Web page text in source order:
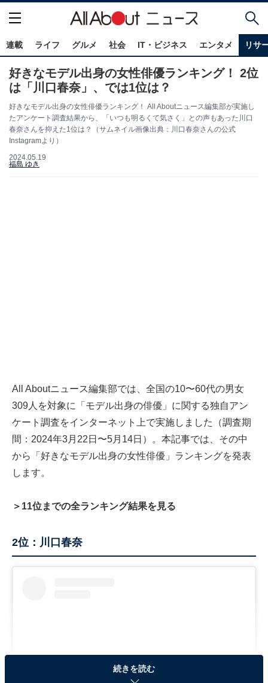
連載 ライフ グルメ 社会 IT・ビジネス エンタメ リサ
好きなモデル出身の女性俳優ランキング！ 2位
は「川口春奈」、では1位は？
好きなモデル出身の女性俳優ランキング！ All Aboutニュース編集部が実施し
たアンケート調査結果から、「いつも明るくて気さく」との声もあった川口
春奈さんを抑えた1位は？（サムネイル画像出典：川口春奈さんの公式
Instagramより）
2024.05.19
福島 ゆき
All Aboutニュース編集部では、全国の10〜60代の男女
309人を対象に「モデル出身の俳優」に関する独自アン
ケート調査をインターネット上で実施しました（調査期
間：2024年3月22日〜5月14日）。本記事では、その中
から「好きなモデル出身の女性俳優」ランキングを発表
します。
＞11位までの全ランキング結果を見る
2位：川口春奈
続きを読む